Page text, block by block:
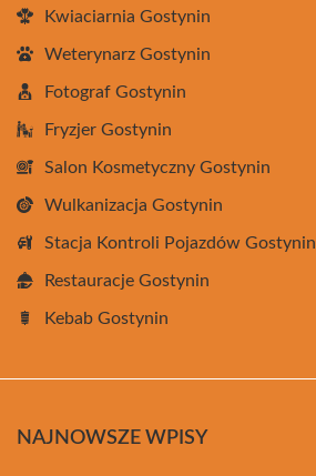
Kwiaciarnia Gostynin
Weterynarz Gostynin
Fotograf Gostynin
Fryzjer Gostynin
Salon Kosmetyczny Gostynin
Wulkanizacja Gostynin
Stacja Kontroli Pojazdów Gostynin
Restauracje Gostynin
Kebab Gostynin
NAJNOWSZE WPISY